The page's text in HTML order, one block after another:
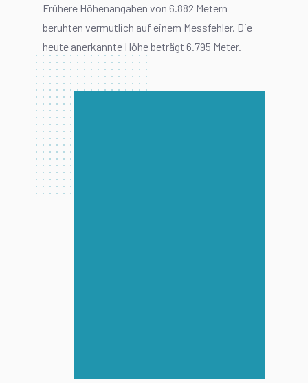
Frühere Höhenangaben von 6.882 Metern
beruhten vermutlich auf einem Messfehler. Die
heute anerkannte Höhe beträgt 6.795 Meter.